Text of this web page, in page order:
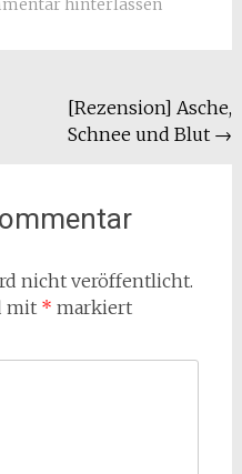
hinterlassen
[Rezension] Asche,
Schnee und Blut →
nicht veröffentlicht.
mit * markiert